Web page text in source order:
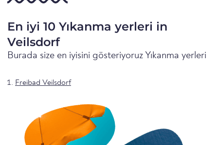
En iyi 10 Yıkanma yerleri in
Veilsdorf
Burada size en iyisini gösteriyoruz Yıkanma yerleri
Freibad Veilsdorf